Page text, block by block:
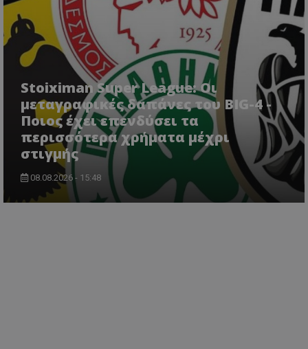
Stoiximan Super League: Οι
μεταγραφικές δαπάνες του BIG-4 -
Ποιος έχει επενδύσει τα
περισσότερα χρήματα μέχρι
στιγμής
08.08.2026 - 15:48